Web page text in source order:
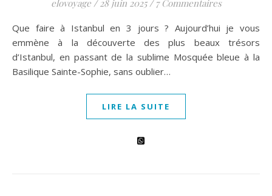
elovoyage / 28 juin 2025 / 7 Commentaires
Que faire à Istanbul en 3 jours ? Aujourd’hui je vous
emmène à la découverte des plus beaux trésors
d’Istanbul, en passant de la sublime Mosquée bleue à la
Basilique Sainte-Sophie, sans oublier…
LIRE LA SUITE